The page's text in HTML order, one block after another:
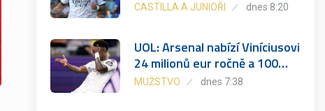
CASTILLA A JUNIOŘI dnes 8:20
UOL: Arsenal nabízí Viníciusovi
24 milionů eur ročně a 100…
MUŽSTVO dnes 7:38